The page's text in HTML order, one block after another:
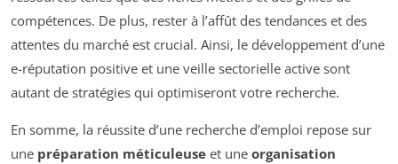
compétences. De plus, rester à l’affût des tendances et des
attentes du marché est crucial. Ainsi, le développement d’une
e-réputation positive et une veille sectorielle active sont
autant de stratégies qui optimiseront votre recherche.
En somme, la réussite d’une recherche d’emploi repose sur
une préparation méticuleuse et une organisation